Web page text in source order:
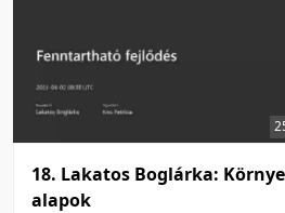
18. Lakatos Boglárka:
alapok